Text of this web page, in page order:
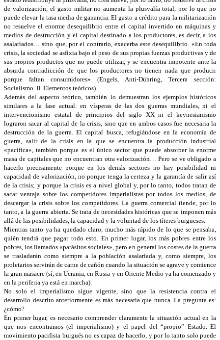
de valorización; el gasto militar no aumenta la plusvalía total, por lo que no
puede elevar la tasa media de ganancia. El gasto a crédito para la militarización
no resuelve el enorme desequilibrio entre el capital invertido en máquinas y
medios de destrucción y el capital destinado a los productores, es decir, a los
asalariados… sino que, por el contrario, exacerba este desequilibrio. «En toda
crisis, la sociedad se asfixia bajo el peso de sus propias fuerzas productivas y de
sus propios productos que no puede utilizar, y se encuentra impotente ante la
absurda contradicción de que los productores no tienen nada que producir
porque faltan consumidores» (Engels, Anti-Dühring, Tercera sección:
Socialismo. II. Elementos teóricos).
Además del aspecto teórico, también lo demuestran los ejemplos históricos
similares a la fase actual: en vísperas de las dos guerras mundiales, ni el
intervencionismo estatal de principios del siglo XX ni el keynesianismo
lograron sacar al capital de la crisis, sino que en ambos casos fue necesaria la
destrucción de la guerra. El capital busca, refugiándose en la economía de
guerra, salir de la crisis en la que se encuentra la producción industrial
«pacífica», también porque es el único sector que puede absorber la enorme
masa de capitales que no encuentran otra valorización… Pero se ve obligado a
hacerlo precisamente porque en los demás sectores no hay posibilidad ni
capacidad de valorización, no porque tenga la certeza y la garantía de salir así
de la crisis; y porque la crisis es a nivel global y, por lo tanto, todos tratan de
sacar ventaja sobre los competidores imperialistas por todos los medios, de
descargar la crisis sobre los competidores. La guerra comercial tiende, por lo
tanto, a la guerra abierta. Se trata de necesidades históricas que se imponen más
allá de las posibilidades, la capacidad y la voluntad de los títeres burgueses.
Mientras tanto ya ha quedado claro, mucho más rápido de lo que se pensaba,
quién tendrá que pagar todo esto. En primer lugar, los más pobres entre los
pobres, los llamados «parásitos sociales», pero en general los costes de la guerra
se trasladarán como siempre a la población asalariada y, como siempre, los
proletarios servirán de carne de cañón cuando la situación se agrave y comience
la gran masacre (sí, en Ucrania, en Rusia y en Oriente Medio ya ha comenzado y
en la periferia ya está en marcha).
No solo el imperialismo sigue vigente, sino que la resistencia contra el
desarrollo descrito anteriormente es más necesaria que nunca. La pregunta es:
¿cómo?
En primer lugar, es necesario comprender claramente la situación actual en la
que nos encontramos (el imperialismo) y el papel del “propio” Estado. El
movimiento pacifista burgués no es capaz de hacerlo, y por lo tanto solo puede